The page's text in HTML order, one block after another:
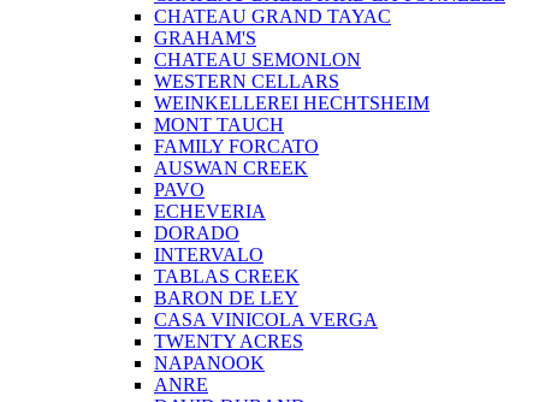
CHATEAU GRAND TAYAC
GRAHAM'S
CHATEAU SEMONLON
WESTERN CELLARS
WEINKELLEREI HECHTSHEIM
MONT TAUCH
FAMILY FORCATO
AUSWAN CREEK
PAVO
ECHEVERIA
DORADO
INTERVALO
TABLAS CREEK
BARON DE LEY
CASA VINICOLA VERGA
TWENTY ACRES
NAPANOOK
ANRE